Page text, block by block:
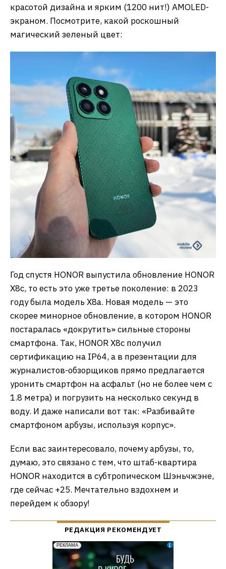
красотой дизайна и ярким (1200 нит!) AMOLED-
экраном. Посмотрите, какой роскошный
магический зеленый цвет:
Год спустя HONOR выпустила обновление HONOR
X8c, то есть это уже третье поколение: в 2023
году была модель X8a. Новая модель — это
скорее минорное обновление, в котором HONOR
постаралась «докрутить» сильные стороны
смартфона. Так, HONOR X8c получил
сертификацию на IP64, а в презентации для
журналистов-обзорщиков прямо предлагается
уронить смартфон на асфальт (но не более чем с
1.8 метра) и погрузить на несколько секунд в
воду. И даже написали вот так: «Разбивайте
смартфоном арбузы, используя корпус».
Если вас заинтересовало, почему арбузы, то,
думаю, это связано с тем, что штаб-квартира
HONOR находится в субтропическом Шэньчжэне,
где сейчас +25. Мечтательно вздохнем и
перейдем к обзору!